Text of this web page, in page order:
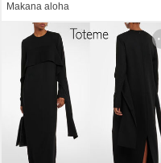
Makana aloha